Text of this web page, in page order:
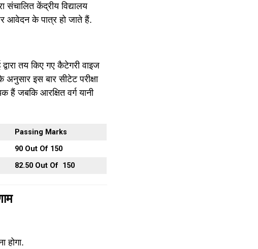
संचालित केंद्रीय विद्यालय
आवेदन के पात्र हो जाते हैं.
द्वारा तय किए गए कैटेगरी वाइज
अनुसार इस बार सीटेट परीक्षा
हैं जबकि आरक्षित वर्ग यानी
Passing Marks
90 Out Of 150
82.50 Out Of 150
होगा.